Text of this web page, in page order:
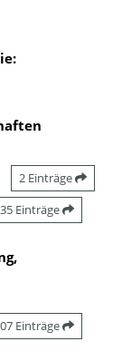
2 Einträge
Einträge
Einträge